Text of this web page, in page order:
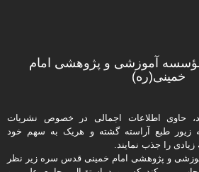
آموزشی و پژوهشی امام
خمینی(ره)
حاوی اطلاعات اجمالی در خصوص نشریات
طبع آراسته گشته و هریک به سهم خود
زیادی را جذب نمایند.
و پژوهشی امام خمینی قدس سره زیر نظر